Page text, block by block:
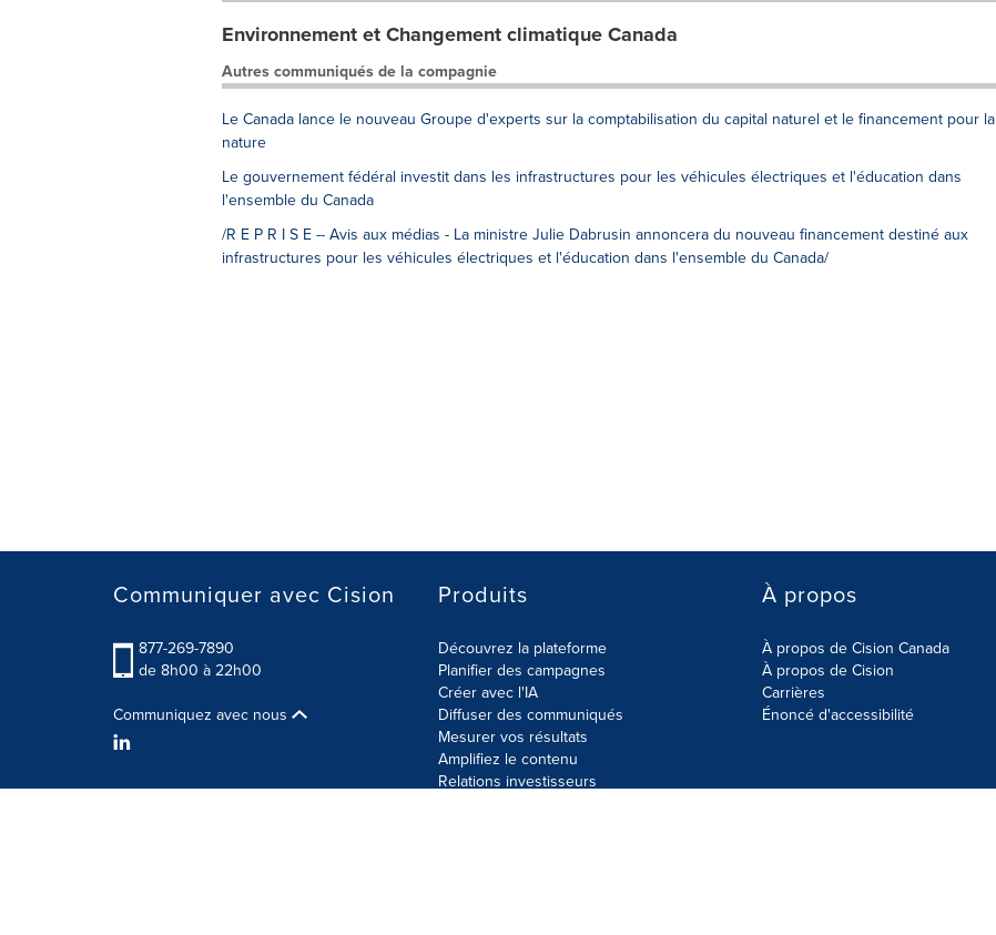
Environnement et Changement climatique Canada
Autres communiqués de la compagnie
Le Canada lance le nouveau Groupe d'experts sur la comptabilisation du capital naturel et le financement pour la
nature
Le gouvernement fédéral investit dans les infrastructures pour les véhicules électriques et l'éducation dans
l'ensemble du Canada
/R E P R I S E -- Avis aux médias - La ministre Julie Dabrusin annoncera du nouveau financement destiné aux
infrastructures pour les véhicules électriques et l'éducation dans l'ensemble du Canada/
Communiquer avec Cision
877-269-7890
de 8h00 à 22h00
Communiquez avec nous
Produits
Découvrez la plateforme
Planifier des campagnes
Créer avec l'IA
Diffuser des communiqués
Mesurer vos résultats
Amplifiez le contenu
Relations investisseurs
À propos
À propos de Cision Canada
À propos de Cision
Carrières
Énoncé d'accessibilité